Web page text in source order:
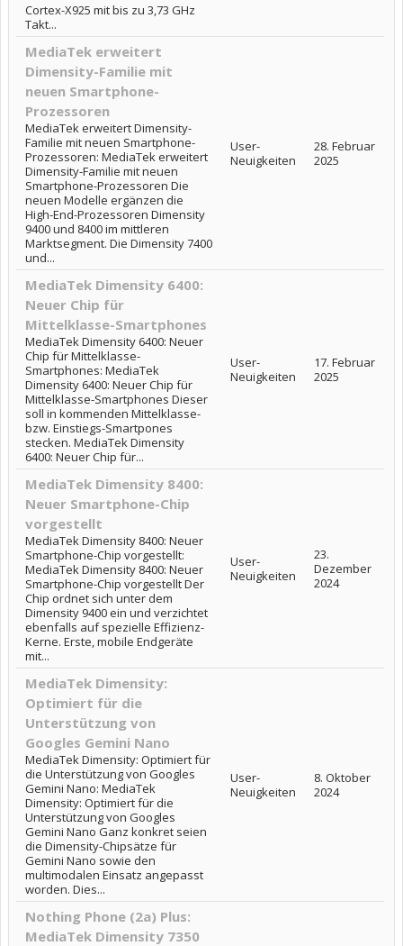
Cortex-X925 mit bis zu 3,73 GHz
Takt...
MediaTek erweitert
Dimensity-Familie mit
neuen Smartphone-
Prozessoren
MediaTek erweitert Dimensity-
Familie mit neuen Smartphone-
Prozessoren: MediaTek erweitert
Dimensity-Familie mit neuen
Smartphone-Prozessoren Die
neuen Modelle ergänzen die
High-End-Prozessoren Dimensity
9400 und 8400 im mittleren
Marktsegment. Die Dimensity 7400
und...
User-
Neuigkeiten
28. Februar
2025
MediaTek Dimensity 6400:
Neuer Chip für
Mittelklasse-Smartphones
MediaTek Dimensity 6400: Neuer
Chip für Mittelklasse-
Smartphones: MediaTek
Dimensity 6400: Neuer Chip für
Mittelklasse-Smartphones Dieser
soll in kommenden Mittelklasse-
bzw. Einstiegs-Smartpones
stecken. MediaTek Dimensity
6400: Neuer Chip für...
User-
Neuigkeiten
17. Februar
2025
MediaTek Dimensity 8400:
Neuer Smartphone-Chip
vorgestellt
MediaTek Dimensity 8400: Neuer
Smartphone-Chip vorgestellt:
MediaTek Dimensity 8400: Neuer
Smartphone-Chip vorgestellt Der
Chip ordnet sich unter dem
Dimensity 9400 ein und verzichtet
ebenfalls auf spezielle Effizienz-
Kerne. Erste, mobile Endgeräte
mit...
User-
Neuigkeiten
23.
Dezember
2024
MediaTek Dimensity:
Optimiert für die
Unterstützung von
Googles Gemini Nano
MediaTek Dimensity: Optimiert für
die Unterstützung von Googles
Gemini Nano: MediaTek
Dimensity: Optimiert für die
Unterstützung von Googles
Gemini Nano Ganz konkret seien
die Dimensity-Chipsätze für
Gemini Nano sowie den
multimodalen Einsatz angepasst
worden. Dies...
User-
Neuigkeiten
8. Oktober
2024
Nothing Phone (2a) Plus:
MediaTek Dimensity 7350